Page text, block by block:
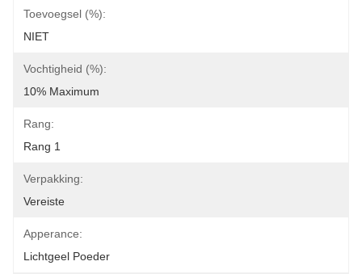
Toevoegsel (%):
NIET
Vochtigheid (%):
10% Maximum
Rang:
Rang 1
Verpakking:
Vereiste
Apperance:
Lichtgeel Poeder